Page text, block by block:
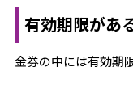
有効期限があ
金券の中には有効期